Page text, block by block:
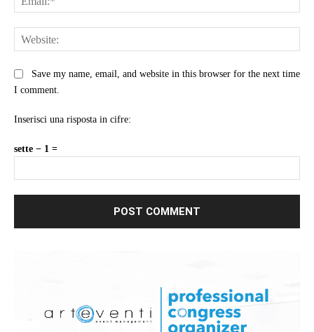
Save my name, email, and website in this browser for the next time
I comment.
Inserisci una risposta in cifre:
sette − 1 =